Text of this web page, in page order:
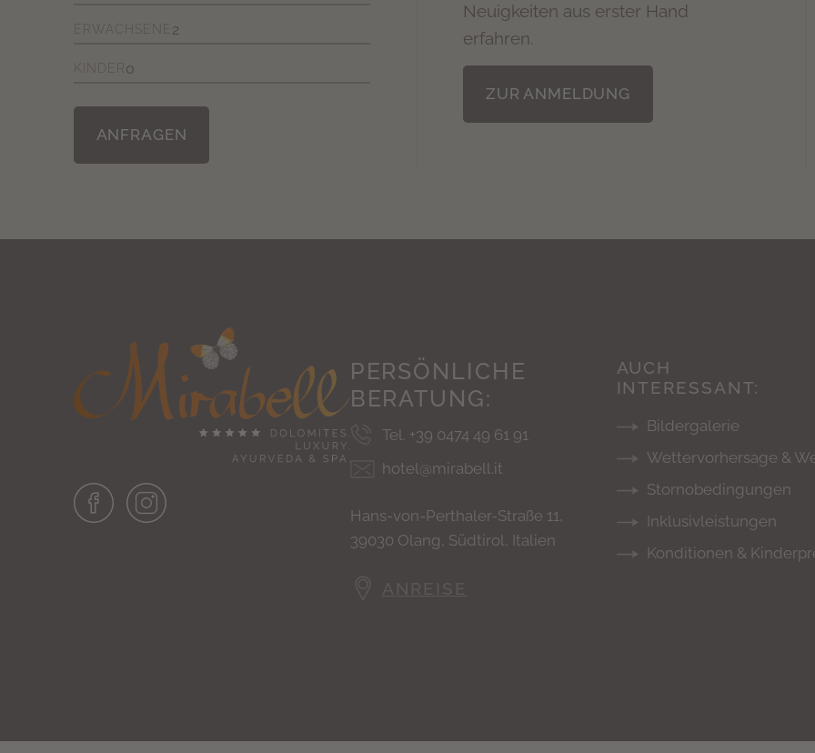
ERWACHSENE
KINDER
ANFRAGEN
Neuigkeiten aus erster Hand
erfahren.
ZUR ANMELDUNG
PERSÖNLICHE
BERATUNG:
Tel. +39 0474 49 61 91
hotel@mirabell.it
Hans-von-Perthaler-Straße 11,
39030 Olang, Südtirol, Italien
AUCH
INTERESSANT:
Bildergalerie
Wettervorhersage &
Stornobedingungen
Inklusivleistungen
Konditionen &